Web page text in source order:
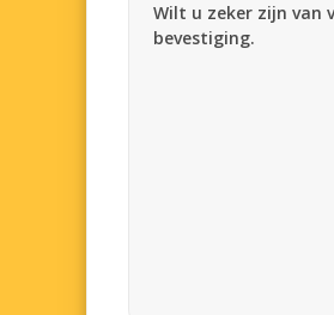
Wilt u zeker zijn van
bevestiging.